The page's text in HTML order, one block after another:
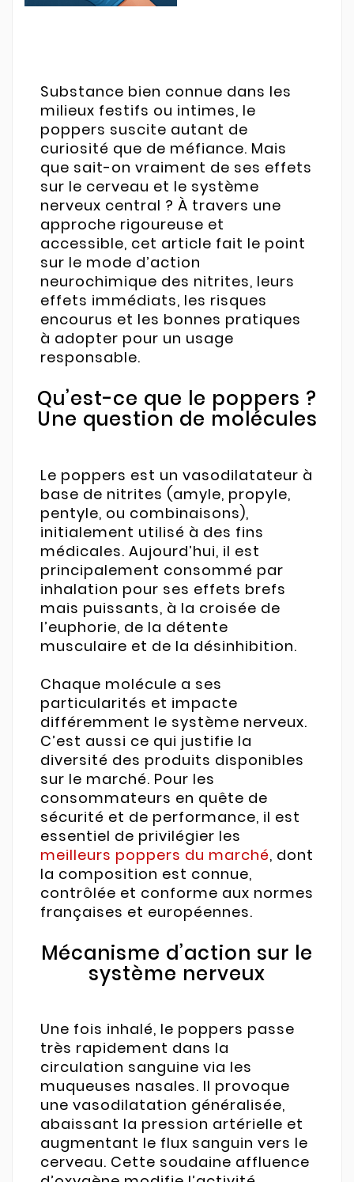
Substance bien connue dans les
milieux festifs ou intimes, le
poppers suscite autant de
curiosité que de méfiance. Mais
que sait-on vraiment de ses effets
sur le cerveau et le système
nerveux central ? À travers une
approche rigoureuse et
accessible, cet article fait le point
sur le mode d’action
neurochimique des nitrites, leurs
effets immédiats, les risques
encourus et les bonnes pratiques
à adopter pour un usage
responsable.
Qu’est-ce que le poppers ?
Une question de molécules
Le poppers est un vasodilatateur à
base de nitrites (amyle, propyle,
pentyle, ou combinaisons),
initialement utilisé à des fins
médicales. Aujourd’hui, il est
principalement consommé par
inhalation pour ses effets brefs
mais puissants, à la croisée de
l’euphorie, de la détente
musculaire et de la désinhibition.
Chaque molécule a ses
particularités et impacte
différemment le système nerveux.
C’est aussi ce qui justifie la
diversité des produits disponibles
sur le marché. Pour les
consommateurs en quête de
sécurité et de performance, il est
essentiel de privilégier les
meilleurs poppers du marché, dont
la composition est connue,
contrôlée et conforme aux normes
françaises et européennes.
Mécanisme d’action sur le
système nerveux
Une fois inhalé, le poppers passe
très rapidement dans la
circulation sanguine via les
muqueuses nasales. Il provoque
une vasodilatation généralisée,
abaissant la pression artérielle et
augmentant le flux sanguin vers le
cerveau. Cette soudaine affluence